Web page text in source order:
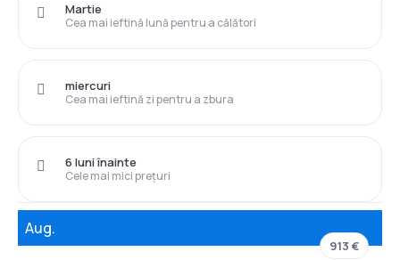
Cea mai ieftină lună pentru a călători
Martie
Cea mai ieftină zi pentru a zbura
miercuri
Cele mai mici prețuri
6 luni înainte
Aug.
913 €